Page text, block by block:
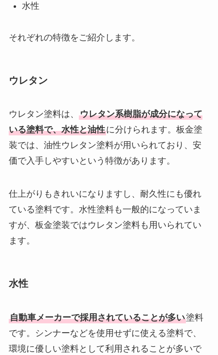
水性
それぞれの特徴をご紹介します。
ウレタン
ウレタン塗料は、 ウレタン系樹脂が成分になって
いる塗料で、水性と油性に分けられます。板金塗
装では、油性ウレタン塗料が用いられており、安
価で入手しやすいという特徴があります。
仕上がりもきれいになりますし、耐久性にも優れ
ている塗料です。水性塗料も一般的になっていま
すが、板金塗装ではウレタン塗料も用いられてい
ます。
水性
自動車メーカーで採用されていることが多い塗料
です。シンナーなどを使用せずに使える塗料で、
環境に優しい塗料として利用されることが多いで